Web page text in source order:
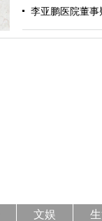
李亚鹏医院董
文娱